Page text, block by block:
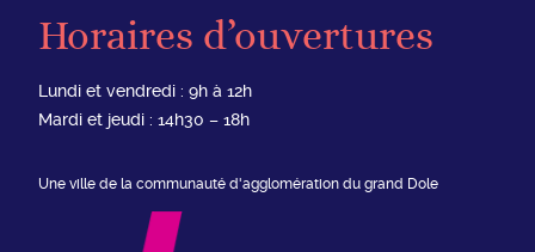
Horaires d’ouvertures
Lundi et vendredi : 9h à 12h
Mardi et jeudi : 14h30 – 18h
Une ville de la communauté d'agglomération du grand Dole